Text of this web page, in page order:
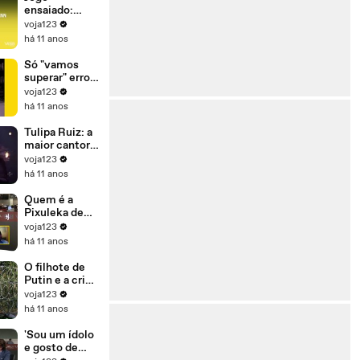
para se
manter no
poder'
ensaiado:
Dilma ganhou
ontem para
amanhã
voja123
há 11 anos
Só "vamos
superar" erros
(e crimes) se
Dilma sair do
voja123
há 11 anos
Tulipa Ruiz: a
maior cantora
da sua
geração
voja123
há 11 anos
Quem é a
Pixuleka de
Lula?
voja123
há 11 anos
O filhote de
Putin e a crise
de refugiados
voja123
há 11 anos
'Sou um ídolo
e gosto de